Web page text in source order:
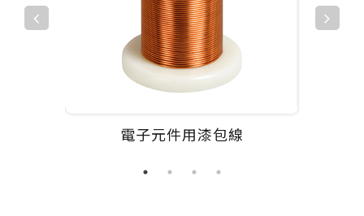
電子元件用漆包線